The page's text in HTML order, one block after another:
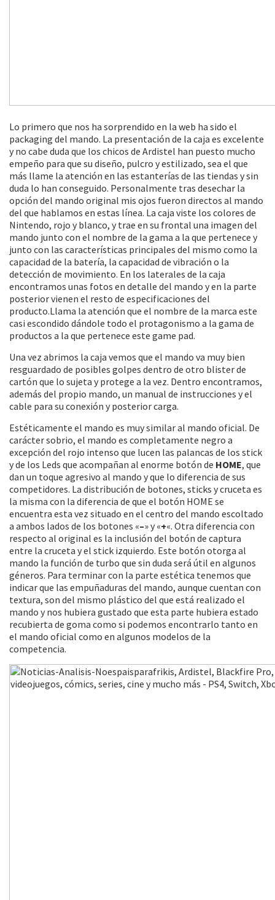
Lo primero que nos ha sorprendido en la web ha sido el
packaging del mando. La presentación de la caja es excelente
y no cabe duda que los chicos de Ardistel han puesto mucho
empeño para que su diseño, pulcro y estilizado, sea el que
más llame la atención en las estanterías de las tiendas y sin
duda lo han conseguido. Personalmente tras desechar la
opción del mando original mis ojos fueron directos al mando
del que hablamos en estas línea. La caja viste los colores de
Nintendo, rojo y blanco, y trae en su frontal una imagen del
mando junto con el nombre de la gama a la que pertenece y
junto con las características principales del mismo como la
capacidad de la batería, la capacidad de vibración o la
detección de movimiento. En los laterales de la caja
encontramos unas fotos en detalle del mando y en la parte
posterior vienen el resto de especificaciones del
producto.Llama la atención que el nombre de la marca este
casi escondido dándole todo el protagonismo a la gama de
productos a la que pertenece este game pad.
Una vez abrimos la caja vemos que el mando va muy bien
resguardado de posibles golpes dentro de otro blister de
cartón que lo sujeta y protege a la vez. Dentro encontramos,
además del propio mando, un manual de instrucciones y el
cable para su conexión y posterior carga.
Estéticamente el mando es muy similar al mando oficial. De
carácter sobrio, el mando es completamente negro a
excepción del rojo intenso que lucen las palancas de los stick
y de los Leds que acompañan al enorme botón de HOME, que
dan un toque agresivo al mando y que lo diferencia de sus
competidores. La distribución de botones, sticks y cruceta es
la misma con la diferencia de que el botón HOME se
encuentra esta vez situado en el centro del mando escoltado
a ambos lados de los botones «–» y «+«. Otra diferencia con
respecto al original es la inclusión del botón de captura
entre la cruceta y el stick izquierdo. Este botón otorga al
mando la función de turbo que sin duda será útil en algunos
géneros. Para terminar con la parte estética tenemos que
indicar que las empuñaduras del mando, aunque cuentan con
textura, son del mismo plástico del que está realizado el
mando y nos hubiera gustado que esta parte hubiera estado
recubierta de goma como si podemos encontrarlo tanto en
el mando oficial como en algunos modelos de la
competencia.